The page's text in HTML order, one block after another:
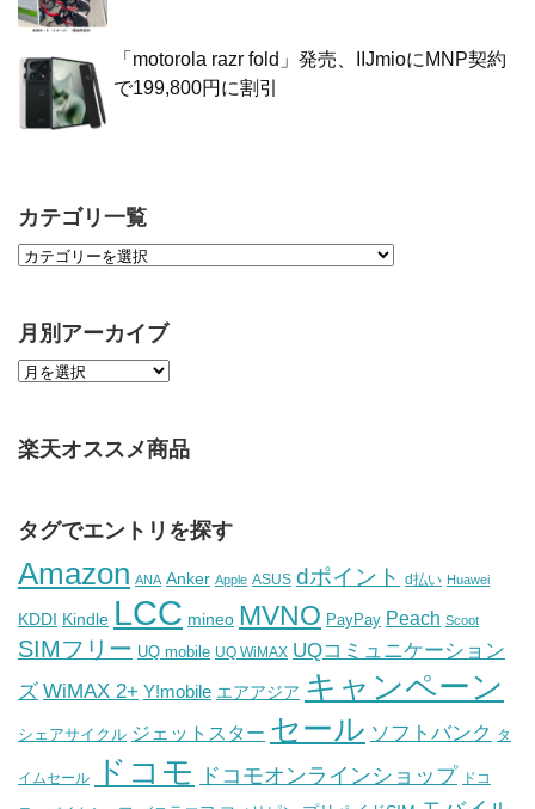
「motorola razr fold」発売、IIJmioにMNP契約
で199,800円に割引
カテゴリ一覧
月別アーカイブ
楽天オススメ商品
タグでエントリを探す
Amazon ANA Anker Apple ASUS dポイント d払い Huawei
KDDI Kindle LCC mineo MVNO PayPay Peach Scoot
SIMフリー UQ mobile UQ WiMAX UQコミュニケーション
ズ WiMAX 2+ Y!mobile エアアジア キャンペーン
シェアサイクル ジェットスター セール ソフトバンク タ
イムセール ドコモ ドコモオンラインショップ ドコ